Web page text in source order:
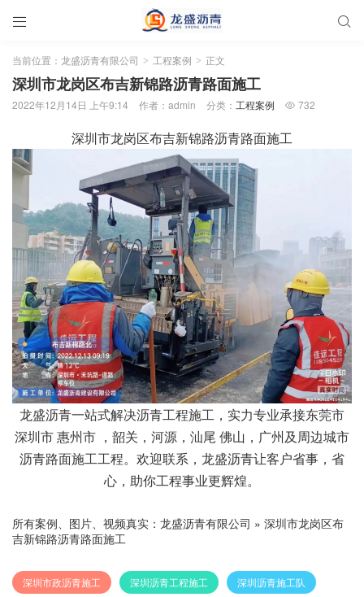
 
当前位置： 龙盛沥青有限公司 > 工程案例 > 正文
深圳市龙岗区布吉新锦路沥青路面施工
2022年12月14日 上午9:14 作者：admin 分类： 工程案例  732
深圳市龙岗区布吉新锦路沥青路面施工
龙盛沥青一站式解决沥青工程施工，实力专业承接东莞市
深圳市 惠州市 ，韶关，河源，汕尾 佛山，广州及周边城市
沥青路面施工工程。欢迎联系，龙盛沥青让客户省事，省
心，助你工程事业更辉煌。
所有案例、图片、视频真实： 龙盛沥青有限公司 » 深圳市龙岗区布
吉新锦路沥青路面施工
深圳市政沥青施工 深圳沥青工程施工 深圳沥青施工队